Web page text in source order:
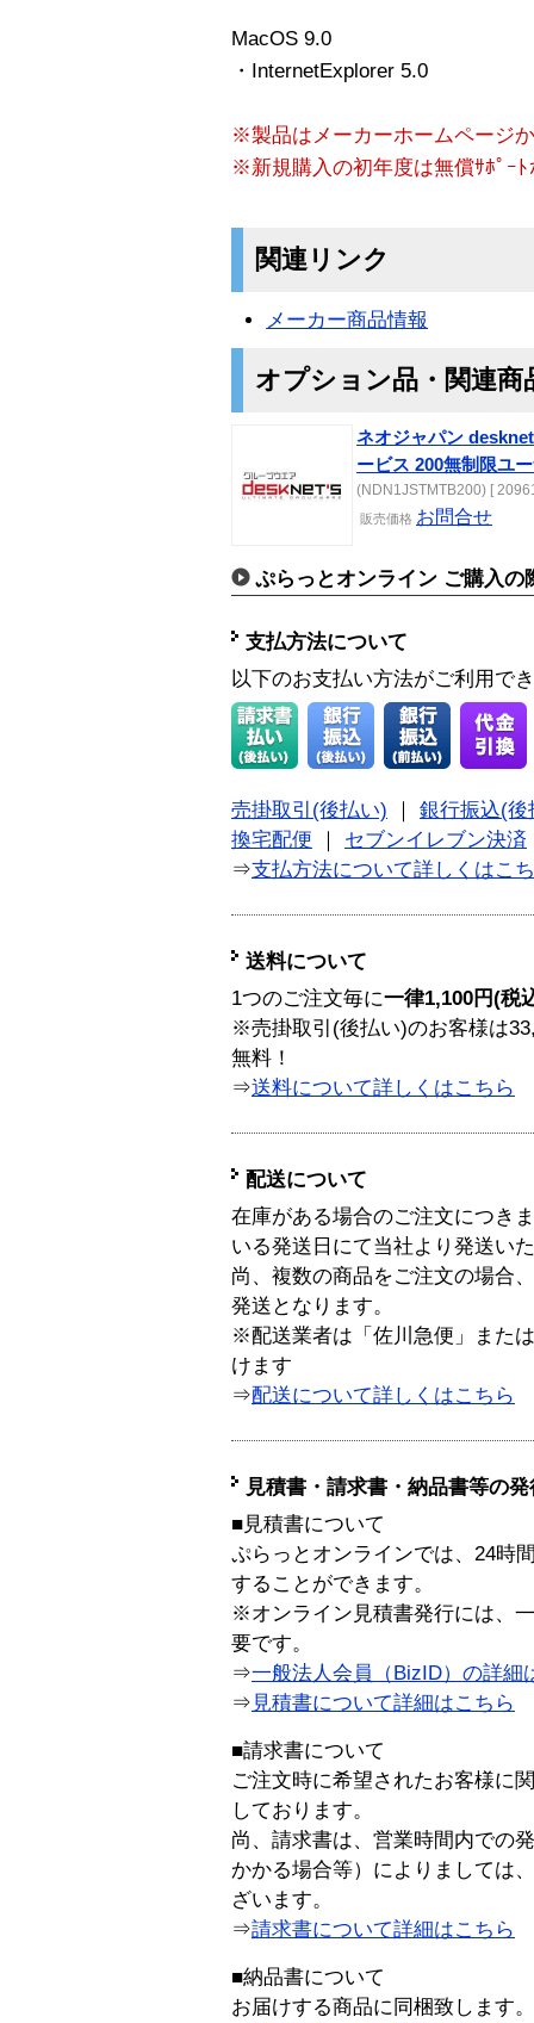
MacOS 9.0
・InternetExplorer 5.0
※製品はメーカーホームページ
※新規購入の初年度は無償ｻﾎﾟｰﾄ
関連リンク
メーカー商品情報
オプション品・関連商
ネオジャパン
ービス 200無制限ユ
(NDN1JSTMTB200) [
販売価格 お問合せ
ぷらっとオンライン ご購入の
支払方法について
以下のお支払い方法がご利用で
売掛取引(後払い)
銀行振込(後
換宅配便
セブンイレブン決済
⇒支払方法について詳しくはこ
送料について
1つのご注文毎に一律1,100円(税
※売掛取引(後払い)のお客様は
無料！
⇒送料について詳しくはこちら
配送について
在庫がある場合のご注文につき
いる発送日にて当社より発送い
尚、複数の商品をご注文の場合
発送となります。
※配送業者は「佐川急便」また
けます
⇒配送について詳しくはこちら
見積書・請求書・納品書等の
■見積書について
ぷらっとオンラインでは、24時
することができます。
※オンライン見積書発行には、
要です。
⇒一般法人会員（BizID）の詳細
⇒ 見積書について詳細はこちら
■請求書について
ご注文時に希望されたお客様に
しております。
尚、請求書は、営業時間内での
かかる場合等）によりましては
ざいます。
⇒請求書について詳細はこちら
■納品書について
お届けする商品に同梱致します。